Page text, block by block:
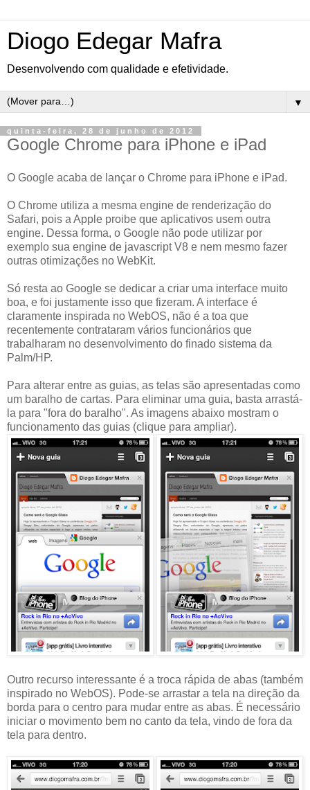
Diogo Edegar Mafra
Desenvolvendo com qualidade e efetividade.
▼
quinta-feira, 28 de junho de 2012
Google Chrome para iPhone e iPad
O Google acaba de lançar o Chrome para iPhone e iPad.
O Chrome utiliza a mesma engine de renderização do
Safari, pois a Apple proibe que aplicativos usem outra
engine. Dessa forma, o Google não pode utilizar por
exemplo sua engine de javascript V8 e nem mesmo fazer
outras otimizações no WebKit.
Só resta ao Google se dedicar a criar uma interface muito
boa, e foi justamente isso que fizeram. A interface é
claramente inspirada no WebOS, não é a toa que
recentemente contrataram vários funcionários que
trabalharam no desenvolvimento do finado sistema da
Palm/HP.
Para alterar entre as guias, as telas são apresentadas como
um baralho de cartas. Para eliminar uma guia, basta arrastá-
la para "fora do baralho". As imagens abaixo mostram o
funcionamento das guias (clique para ampliar).
Outro recurso interessante é a troca rápida de abas (também
inspirado no WebOS). Pode-se arrastar a tela na direção da
borda para o centro para mudar entre as abas. É necessário
iniciar o movimento bem no canto da tela, vindo de fora da
tela para dentro.